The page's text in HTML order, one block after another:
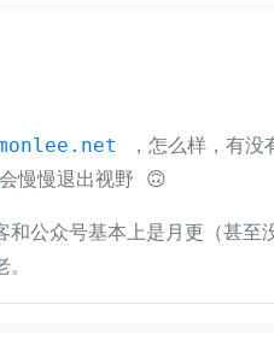
，怎么样，有没
慢慢退出视野 🙃
和公众号基本上是月更（甚